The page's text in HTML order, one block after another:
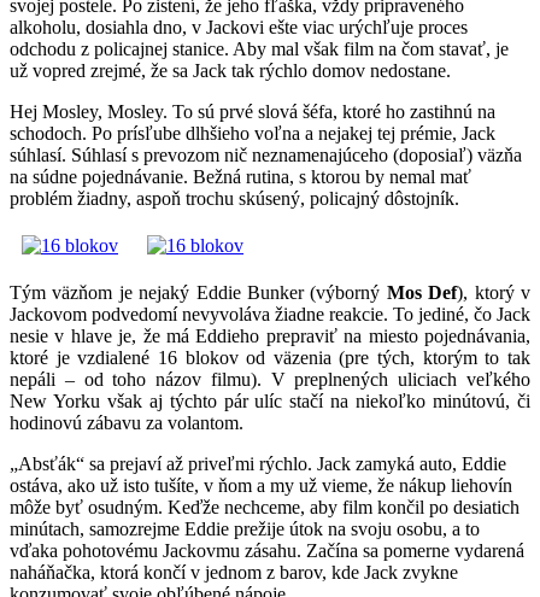
svojej postele. Po zistení, že jeho fľaška, vždy pripraveného
alkoholu, dosiahla dno, v Jackovi ešte viac urýchľuje proces
odchodu z policajnej stanice. Aby mal však film na čom stavať, je
už vopred zrejmé, že sa Jack tak rýchlo domov nedostane.
Hej Mosley, Mosley. To sú prvé slová šéfa, ktoré ho zastihnú na
schodoch. Po prísľube dlhšieho voľna a nejakej tej prémie, Jack
súhlasí. Súhlasí s prevozom nič neznamenajúceho (doposiaľ) väzňa
na súdne pojednávanie. Bežná rutina, s ktorou by nemal mať
problém žiadny, aspoň trochu skúsený, policajný dôstojník.
Tým väzňom je nejaký Eddie Bunker (výborný Mos Def), ktorý v
Jackovom podvedomí nevyvoláva žiadne reakcie. To jediné, čo Jack
nesie v hlave je, že má Eddieho prepraviť na miesto pojednávania,
ktoré je vzdialené 16 blokov od väzenia (pre tých, ktorým to tak
nepáli – od toho názov filmu). V preplnených uliciach veľkého
New Yorku však aj týchto pár ulíc stačí na niekoľko minútovú, či
hodinovú zábavu za volantom.
„Absťák“ sa prejaví až priveľmi rýchlo. Jack zamyká auto, Eddie
ostáva, ako už isto tušíte, v ňom a my už vieme, že nákup liehovín
môže byť osudným. Keďže nechceme, aby film končil po desiatich
minútach, samozrejme Eddie prežije útok na svoju osobu, a to
vďaka pohotovému Jackovmu zásahu. Začína sa pomerne vydarená
naháňačka, ktorá končí v jednom z barov, kde Jack zvykne